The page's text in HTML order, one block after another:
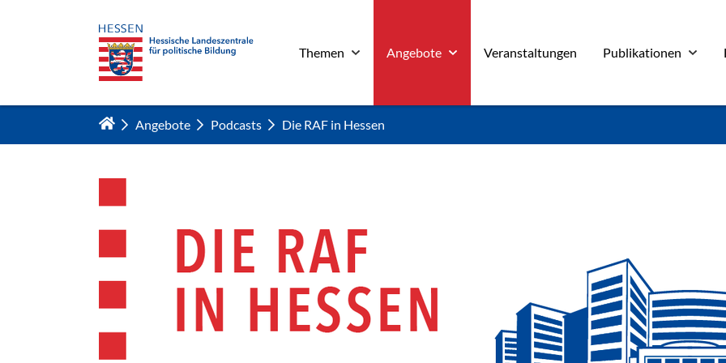
Zum Hauptinhalt springen
Themen Angebote Veranstaltungen Publikationen
Angebote Podcasts Die RAF in Hessen